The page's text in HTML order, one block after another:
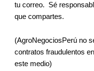
tu correo. Sé
que compartes.
(AgroNegociosPerú no
contratos fraudulentos
este medio)